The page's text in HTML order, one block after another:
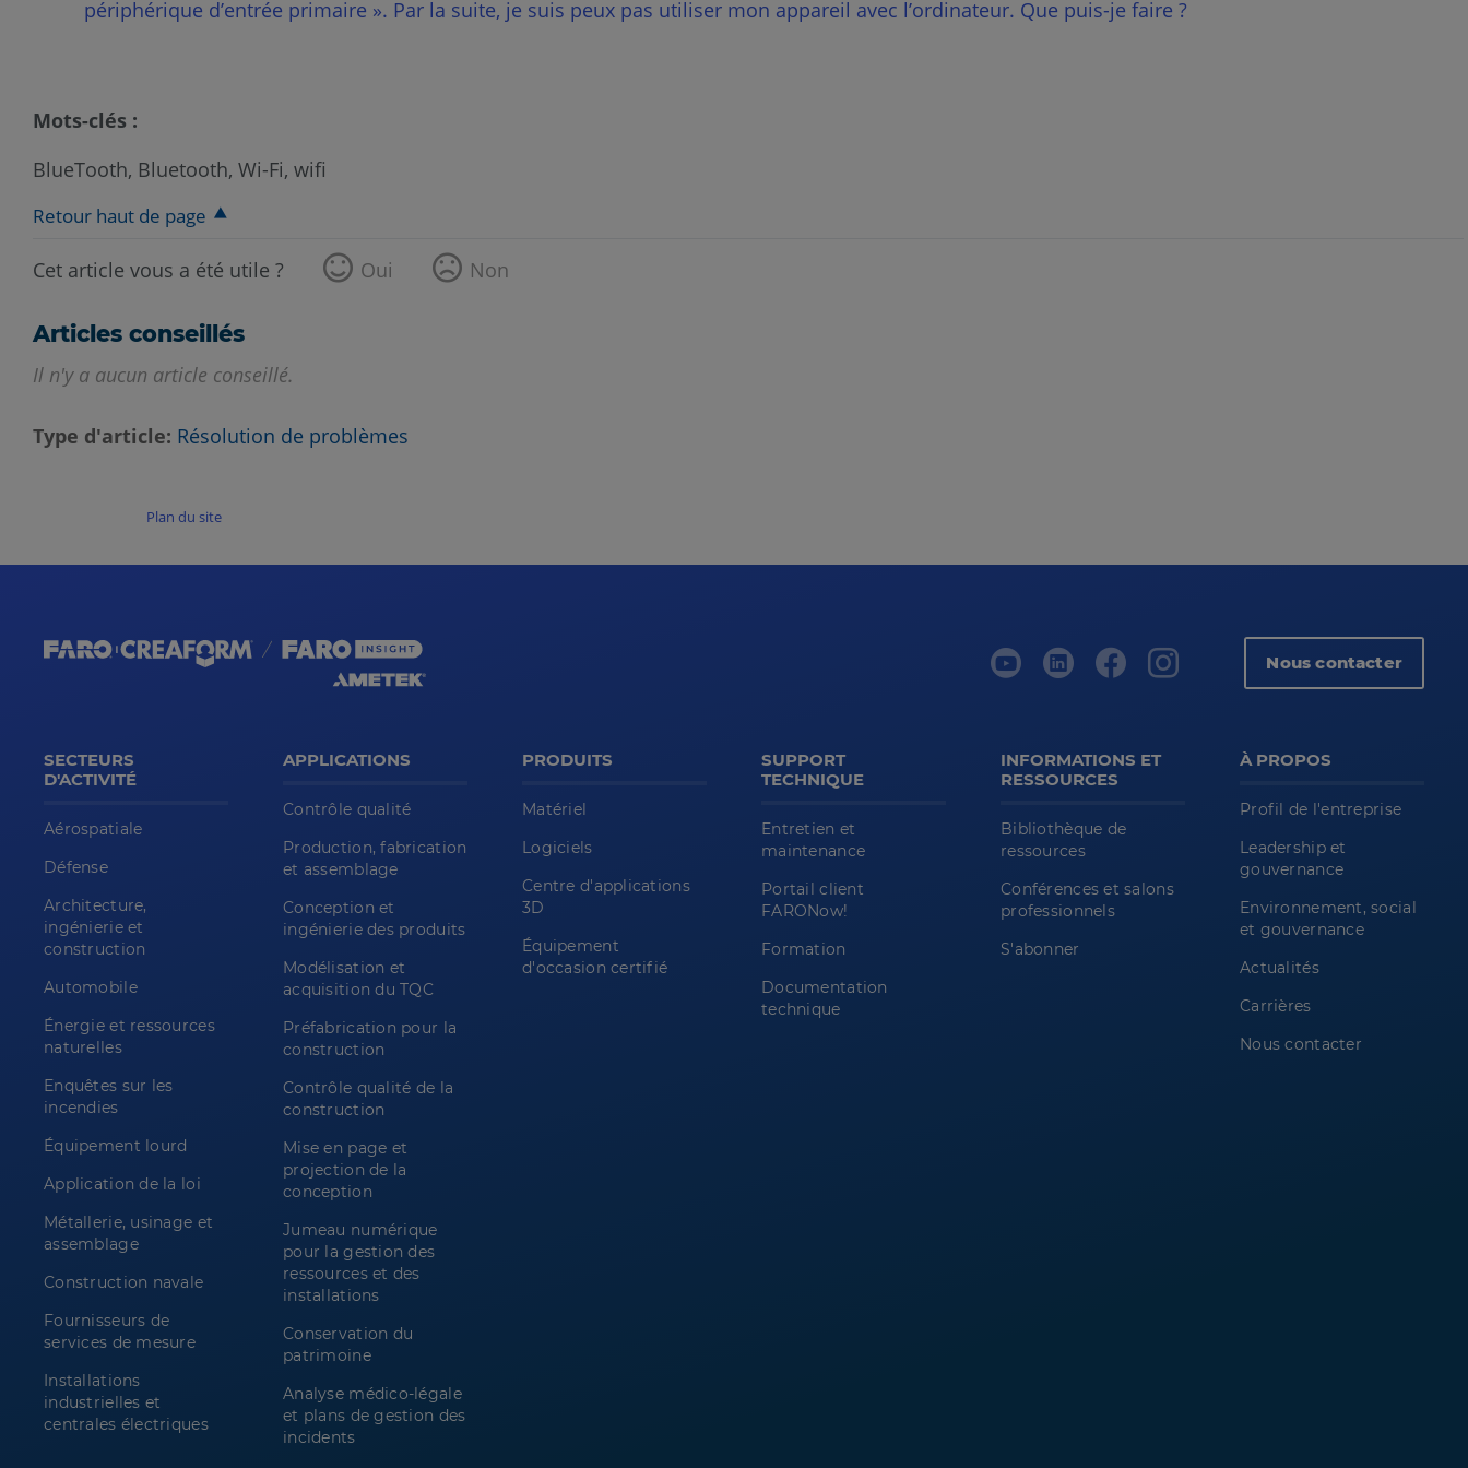
périphérique d’entrée primaire ». Par la suite, je suis peux pas utiliser mon appareil avec l’ordinateur. Que puis-je faire ?
Mots-clés :
BlueTooth, Bluetooth, Wi-Fi, wifi
Retour haut de page
Cet article vous a été utile ? Oui Non
Articles conseillés
Il n'y a aucun article conseillé.
Type d'article Résolution de problèmes
Plan du site
Nous contacter
SECTEURS
D'ACTIVITÉ
Aérospatiale
Défense
Architecture,
ingénierie et
construction
Automobile
Énergie et ressources
naturelles
Enquêtes sur les
incendies
Équipement lourd
Application de la loi
Métallerie, usinage et
assemblage
Construction navale
Fournisseurs de
services de mesure
Installations
industrielles et
centrales électriques
APPLICATIONS
Contrôle qualité
Production, fabrication
et assemblage
Conception et
ingénierie des produits
Modélisation et
acquisition du TQC
Préfabrication pour la
construction
Contrôle qualité de la
construction
Mise en page et
projection de la
conception
Jumeau numérique
pour la gestion des
ressources et des
installations
Conservation du
patrimoine
Analyse médico-légale
et plans de gestion des
incidents
PRODUITS
Matériel
Logiciels
Centre d'applications
3D
Équipement
d'occasion certifié
SUPPORT
TECHNIQUE
Entretien et
maintenance
Portail client
FARONow!
Formation
Documentation
technique
INFORMATIONS ET
RESSOURCES
Bibliothèque de
ressources
Conférences et salons
professionnels
S'abonner
À PROPOS
Profil de l'entreprise
Leadership et
gouvernance
Environnement, social
et gouvernance
Actualités
Carrières
Nous contacter